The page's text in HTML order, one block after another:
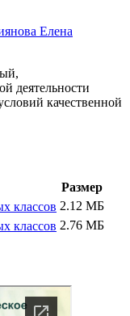
Елена
деятельности
качественной
Размер
классов 2.12 МБ
классов 2.76 МБ